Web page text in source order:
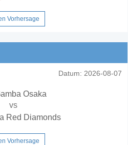
Vorhersage
Datum: 2026-08-07
Osaka
vs
Red Diamonds
Vorhersage